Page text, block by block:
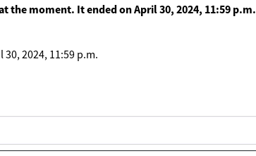
the moment. It ended onApril 30, 2024, 11:59 p.m.
30, 2024, 11:59 p.m.